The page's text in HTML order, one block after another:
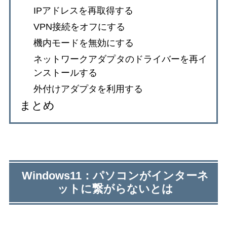
IPアドレスを再取得する
VPN接続をオフにする
機内モードを無効にする
ネットワークアダプタのドライバーを再イ
ンストールする
外付けアダプタを利用する
まとめ
Windows11：パソコンがインターネ
ットに繋がらないとは